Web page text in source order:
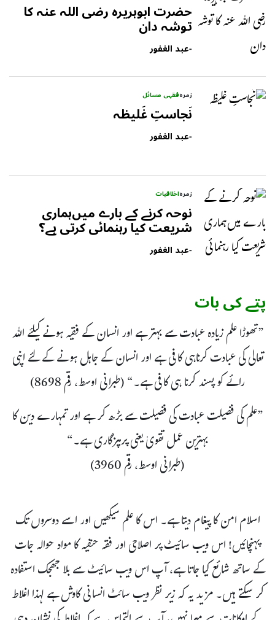
حضرت ابوہریرہ رضی اللہ عنہ کا
توشہ دان
-عبد الغفور
زمرہفقہی مسائل
نَجاستِ غَلیظہ
-عبد الغفور
زمرہاخلاقیات
نوحہ کرنے کے بارے میں‌ہماری
شریعت کیا رہنمائی کرتی ہے؟
-عبد الغفور
پتے کی بات
”تھوڑا علم زیادہ عبادت سے بہتر ہے اور انسان کے فقیہ ہونے کیلئے اللہ
تعالی کی عبادت کرناہی کافی ہے اور انسان کے جاہل ہونے کے لئے اپنی
رائے کو پسند کرنا ہی کافی ہے۔“ (طبرانی اوسط، رقم 8698)
”علم کی فضیلت عبادت کی فضیلت سے بڑھ کر ہے اور تمہارے دین کا
بہترین عمل تقویٰ یعنی پرہیزگاری ہے۔“
(طبرانی اوسط، رقم 3960)
اسلام امن کا پیغام دیتا ہے۔ اس کا علم سیکھیں اور اسے دوسروں تک
پہنچائیں! اس ویب سائیٹ پر اصلاحی اور فقہ حنفیہ کا مواد حوالہ جات
کے ساتھ شائع کیا جاتا ہے، آپ اس ویب سائیٹ سے بلا جھجک استفادہ
کر سکتے ہیں۔ مزید یہ کہ زیر نظر ویب سائٹ انسانی کاوش ہے لہذا اغلاط